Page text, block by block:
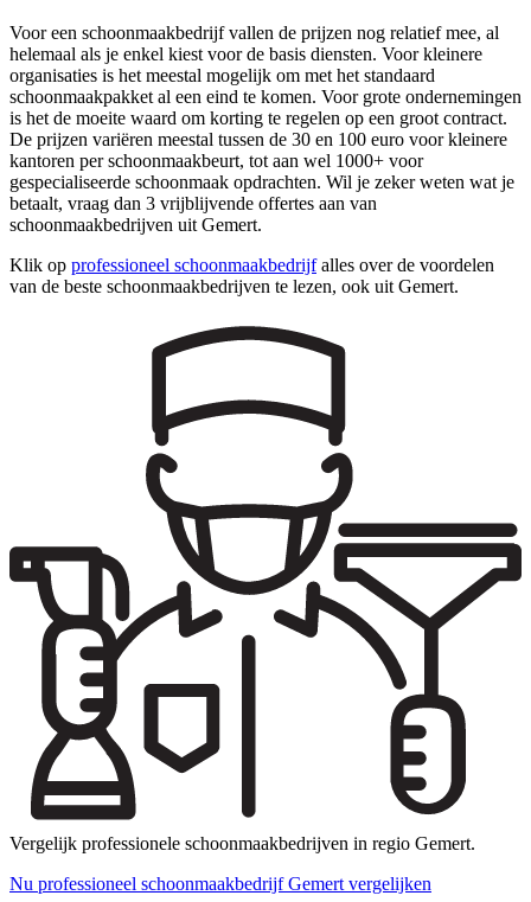
Voor een schoonmaakbedrijf vallen de prijzen nog relatief mee, al
helemaal als je enkel kiest voor de basis diensten. Voor kleinere
organisaties is het meestal mogelijk om met het standaard
schoonmaakpakket al een eind te komen. Voor grote ondernemingen
is het de moeite waard om korting te regelen op een groot contract.
De prijzen variëren meestal tussen de 30 en 100 euro voor kleinere
kantoren per schoonmaakbeurt, tot aan wel 1000+ voor
gespecialiseerde schoonmaak opdrachten. Wil je zeker weten wat je
betaalt, vraag dan 3 vrijblijvende offertes aan van
schoonmaakbedrijven uit Gemert.
Klik op professioneel schoonmaakbedrijfalles over de voordelen
van de beste schoonmaakbedrijven te lezen, ook uit Gemert.
Vergelijk professionele schoonmaakbedrijven in regio Gemert.
Nu professioneel schoonmaakbedrijf Gemert vergelijken